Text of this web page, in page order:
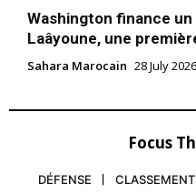
Washington finance
Laâyoune, une
Sahara Marocain 28 July 2026
Focus
DÉFENSE